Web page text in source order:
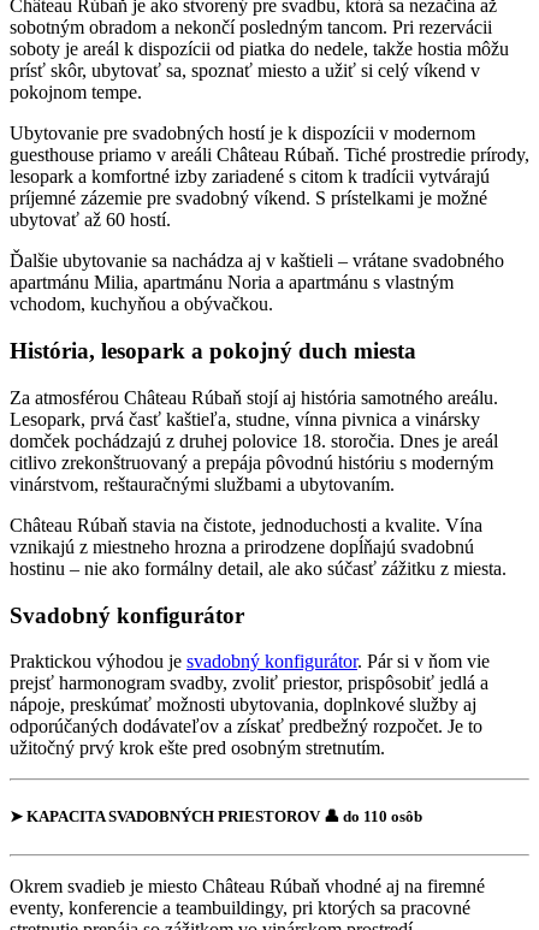
Château Rúbaň je ako stvorený pre svadbu, ktorá sa nezačína až
sobotným obradom a nekončí posledným tancom. Pri rezervácii
soboty je areál k dispozícii od piatka do nedele, takže hostia môžu
prísť skôr, ubytovať sa, spoznať miesto a užiť si celý víkend v
pokojnom tempe.
Ubytovanie pre svadobných hostí je k dispozícii v modernom
guesthouse priamo v areáli Château Rúbaň. Tiché prostredie prírody,
lesopark a komfortné izby zariadené s citom k tradícii vytvárajú
príjemné zázemie pre svadobný víkend. S prístelkami je možné
ubytovať až 60 hostí.
Ďalšie ubytovanie sa nachádza aj v kaštieli – vrátane svadobného
apartmánu Milia, apartmánu Noria a apartmánu s vlastným
vchodom, kuchyňou a obývačkou.
História, lesopark a pokojný duch miesta
Za atmosférou Château Rúbaň stojí aj história samotného areálu.
Lesopark, prvá časť kaštieľa, studne, vínna pivnica a vinársky
domček pochádzajú z druhej polovice 18. storočia. Dnes je areál
citlivo zrekonštruovaný a prepája pôvodnú históriu s moderným
vinárstvom, reštauračnými službami a ubytovaním.
Château Rúbaň stavia na čistote, jednoduchosti a kvalite. Vína
vznikajú z miestneho hrozna a prirodzene dopĺňajú svadobnú
hostinu – nie ako formálny detail, ale ako súčasť zážitku z miesta.
Svadobný konfigurátor
Praktickou výhodou je svadobný konfigurátor. Pár si v ňom vie
prejsť harmonogram svadby, zvoliť priestor, prispôsobiť jedlá a
nápoje, preskúmať možnosti ubytovania, doplnkové služby aj
odporúčaných dodávateľov a získať predbežný rozpočet. Je to
užitočný prvý krok ešte pred osobným stretnutím.
➤ KAPACITA SVADOBNÝCH PRIESTOROV 👤 do 110 osôb
Okrem svadieb je miesto Château Rúbaň vhodné aj na firemné
eventy, konferencie a teambuildingy, pri ktorých sa pracovné